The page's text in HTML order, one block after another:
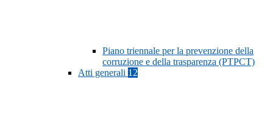
Piano triennale per la prevenzione della
corruzione e della trasparenza (PTPCT)
Atti generali 12